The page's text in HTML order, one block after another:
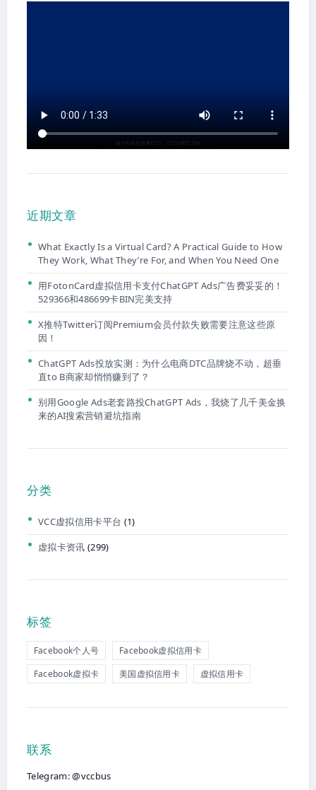
近期文章
What Exactly Is a Virtual Card? A Practical Guide to How
They Work, What They’re For, and When You Need One
用FotonCard虚拟信用卡支付ChatGPT Ads广告费妥妥的！
529366和486699卡BIN完美支持
X推特Twitter订阅Premium会员付款失败需要注意这些原
因！
ChatGPT Ads投放实测：为什么电商DTC品牌烧不动，超垂
直to B商家却悄悄赚到了？
别用Google Ads老套路投ChatGPT Ads，我烧了几千美金换
来的AI搜索营销避坑指南
分类
VCC虚拟信用卡平台 (1)
虚拟卡资讯 (299)
标签
Facebook个人号
Facebook虚拟信用卡
Facebook虚拟卡
美国虚拟信用卡 虚拟信用卡
联系
Telegram: @vccbus